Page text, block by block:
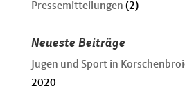
Pressemitteilungen (2)
Neueste Beiträge
Jugen und Sport in
2020